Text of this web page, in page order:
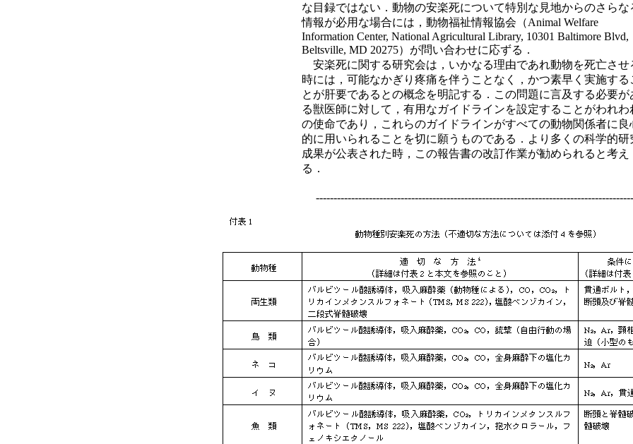
な目録ではない．動物の安楽死について特別な見地からのさらな
情報が必用な場合には，動物福祉情報協会（Animal Welfare
Information Center, National Agricultural Library, 10301 Baltimore Blvd,
Beltsville, MD 20275）が問い合わせに応ずる．
安楽死に関する研究会は，いかなる理由であれ動物を死亡させ
時には，可能なかぎり疼痛を伴うことなく，かつ素早く実施する
とが肝要であるとの概念を明記する．この問題に言及する必要が
る獣医師に対して，有用なガイドラインを設定することがわれわ
の使命であり，これらのガイドラインがすべての動物関係者に良
的に用いられることを切に願うものである．より多くの科学的研
成果が公表された時，この報告書の改訂作業が勧められると考え
る．
------------------------------------------------------------------------------------------